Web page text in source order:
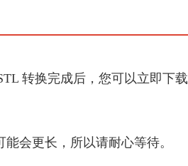
转换完成后，您可以立即下载
会更长，所以请耐心等待。